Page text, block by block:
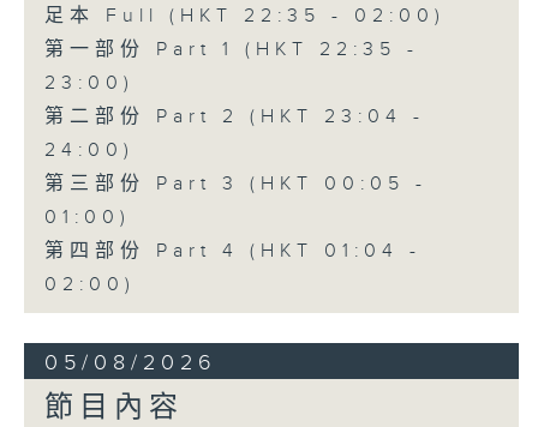
足本 Full (HKT 22:35 - 02:00)
第一部份 Part 1 (HKT 22:35 -
23:00)
第二部份 Part 2 (HKT 23:04 -
24:00)
第三部份 Part 3 (HKT 00:05 -
01:00)
第四部份 Part 4 (HKT 01:04 -
02:00)
05/08/2026
節目內容